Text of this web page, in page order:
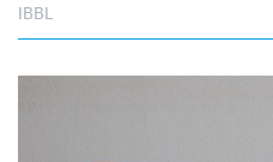
IBBL